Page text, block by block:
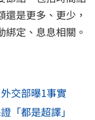
是更多、更少，
定、息息相關。
交部曝1事實
「都是超譯」